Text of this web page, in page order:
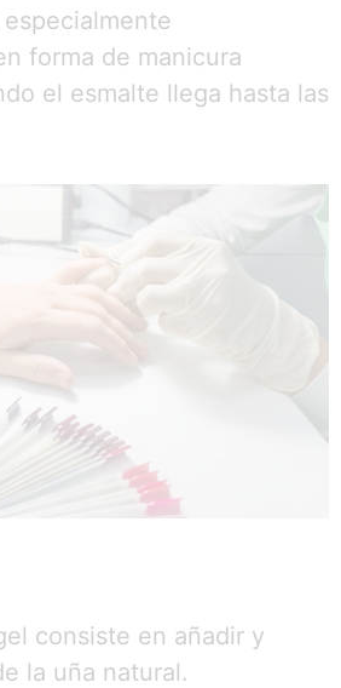
forma de manicura
el esmalte llega hasta las
consiste en añadir y
la uña natural.